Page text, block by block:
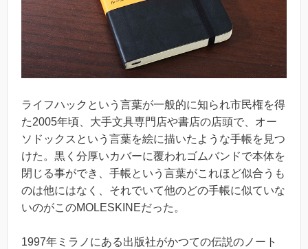
ライフハックという言葉が一般的に知られ市民権を得
た2005年頃、大手文具専門店や書店の店頭で、オー
ソドックスという言葉を絵に描いたような手帳を見つ
けた。黒く分厚いカバーに覆われゴムバンドで本体を
閉じる事ができ、手帳という言葉がこれほど似合うも
のは他にはなく、それでいて他のどの手帳に似ていな
いのがこのMOLESKINEだった。
1997年ミラノにある出版社がかつての伝説のノート